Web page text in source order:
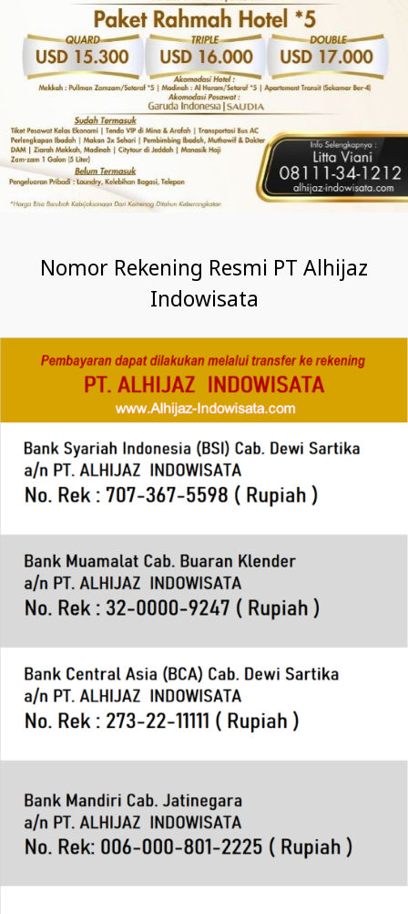
Nomor Rekening Resmi PT Alhijaz
Indowisata